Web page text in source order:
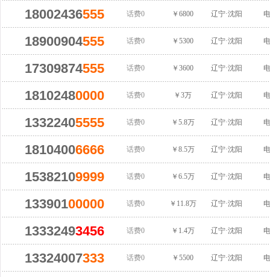
18002436555 话费0 ￥6800 辽宁·沈阳
18900904555 话费0 ￥5300 辽宁·沈阳
17309874555 话费0 ￥3600 辽宁·沈阳
18102480000 话费0 ￥3万 辽宁·沈阳
13322405555 话费0 ￥5.8万 辽宁·沈阳
18104006666 话费0 ￥8.5万 辽宁·沈阳
15382109999 话费0 ￥6.5万 辽宁·沈阳
13390100000 话费0 ￥11.8万 辽宁·沈阳
13332493456 话费0 ￥1.4万 辽宁·沈阳
13324007333 话费0 ￥5500 辽宁·沈阳